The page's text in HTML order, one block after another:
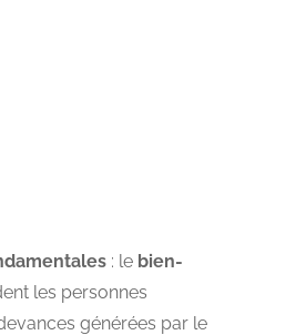
: le bien-
les personnes
générées par le